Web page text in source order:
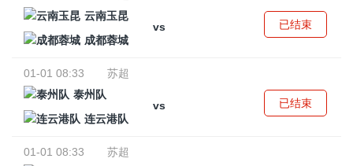
云南玉昆
vs
成都蓉城
已结束
01-01 08:33
苏超
泰州队
vs
连云港队
已结束
01-01 08:33
苏超